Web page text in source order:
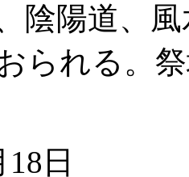
陰陽道、
られる。
日